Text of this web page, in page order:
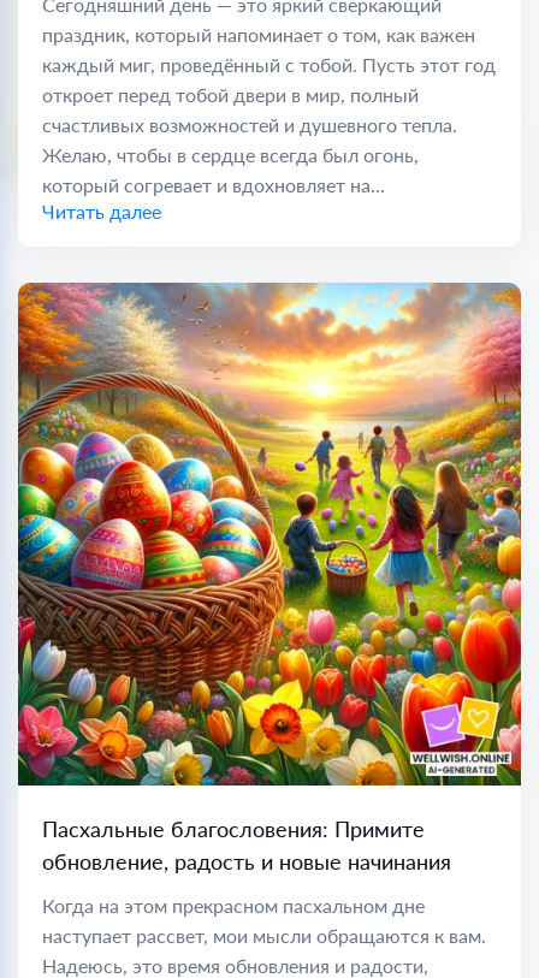
праздник, который напоминает о том, как важен
каждый миг, проведённый с тобой. Пусть этот год
откроет перед тобой двери в мир, полный
счастливых возможностей и душевного тепла.
Желаю, чтобы в сердце всегда был огонь,
который согревает и вдохновляет на...
Читать далее
Пасхальные благословения: Примите
обновление, радость и новые начинания
Когда на этом прекрасном пасхальном дне
наступает рассвет, мои мысли обращаются к вам.
Надеюсь, это время обновления и радости,